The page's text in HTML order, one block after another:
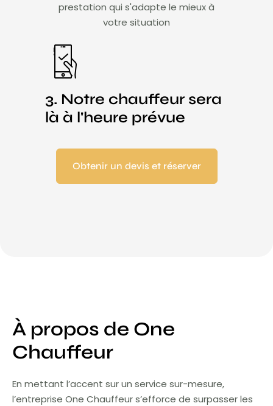
prestation qui s'adapte le mieux à
votre situation​
3. Notre chauffeur sera
là à l'heure prévue
Obtenir un devis et réserver
À propos de One
Chauffeur
En mettant l’accent sur un service sur-mesure,
l’entreprise One Chauffeur s’efforce de surpasser les